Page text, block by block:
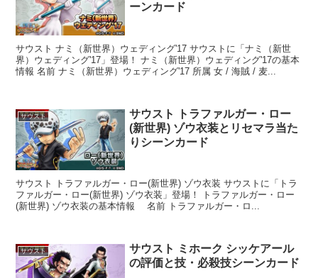
ーンカード
サウスト ナミ（新世界）ウェディング'17 サウストに「ナミ（新世
界）ウェディング'17」登場！ ナミ（新世界）ウェディング'17の基本
情報 名前 ナミ（新世界）ウェディング'17 所属 女 / 海賊 / 麦...
サウスト
サウスト トラファルガー・ロー
(新世界) ゾウ衣装とリセマラ当た
りシーンカード
サウスト トラファルガー・ロー(新世界) ゾウ衣装 サウストに「トラ
ファルガー・ロー(新世界) ゾウ衣装」登場！ トラファルガー・ロー
(新世界) ゾウ衣装の基本情報 名前 トラファルガー・ロ...
サウスト
サウスト ミホーク シッケアール
の評価と技・必殺技シーンカード